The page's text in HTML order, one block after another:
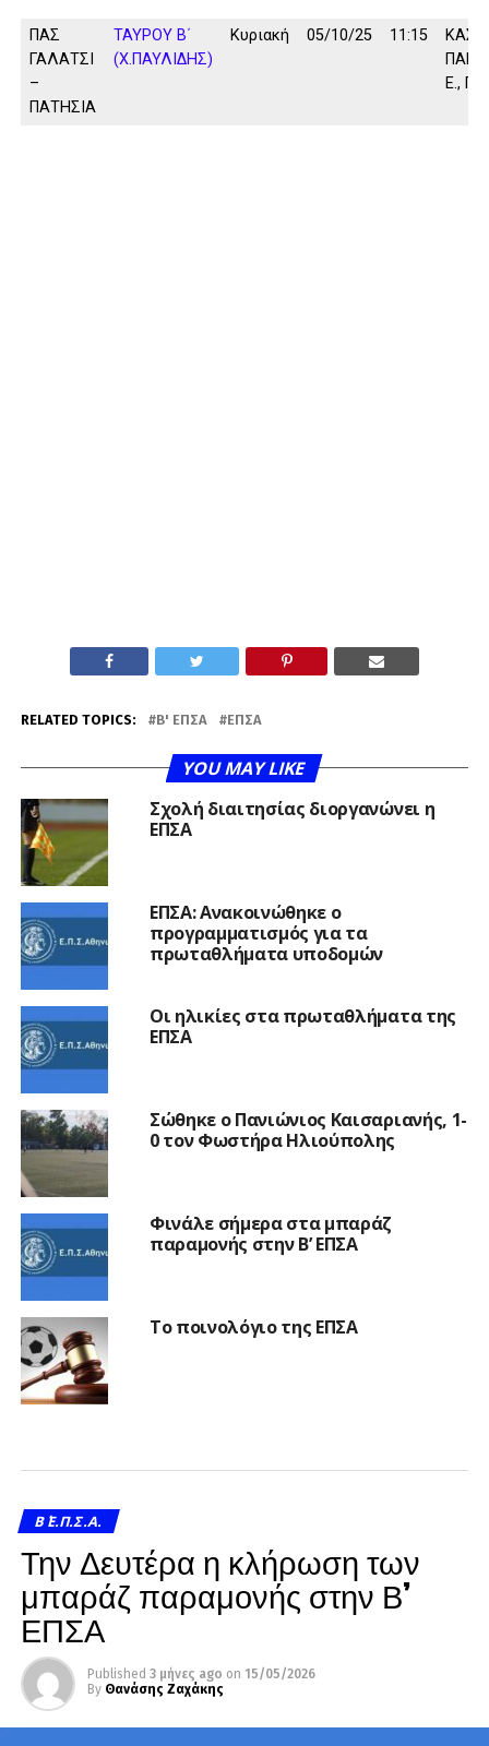
ΠΑΣ
ΓΑΛΑΤΣΙ
–
ΠΑΤΗΣΙΑ
ΤΑΥΡΟΥ Β΄
(Χ.ΠΑΥΛΙΔΗΣ)
Κυριακή 05/10/25 11:15
Ε.,
RELATED TOPICS: Β' ΕΠΣΑ ΕΠΣΑ
YOU MAY LIKE
Σχολή διαιτησίας διοργανώνει η
ΕΠΣΑ
ΕΠΣΑ: Ανακοινώθηκε ο
προγραμματισμός για τα
πρωταθλήματα υποδομών
Οι ηλικίες στα πρωταθλήματα της
ΕΠΣΑ
Σώθηκε ο Πανιώνιος Καισαριανής, 1-
0 τον Φωστήρα Ηλιούπολης
Φινάλε σήμερα στα μπαράζ
παραμονής στην Β’ ΕΠΣΑ
Το ποινολόγιο της ΕΠΣΑ
Β΄ Ε.Π.Σ.Α.
Την Δευτέρα η κλήρωση των
μπαράζ παραμονής στην Β’
ΕΠΣΑ
Published 3 μήνες ago on 15/05/2026
By Θανάσης Ζαχάκης